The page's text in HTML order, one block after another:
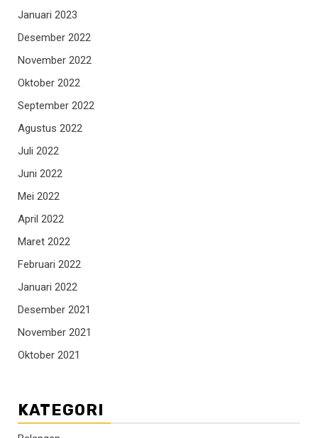
Januari 2023
Desember 2022
November 2022
Oktober 2022
September 2022
Agustus 2022
Juli 2022
Juni 2022
Mei 2022
April 2022
Maret 2022
Februari 2022
Januari 2022
Desember 2021
November 2021
Oktober 2021
KATEGORI